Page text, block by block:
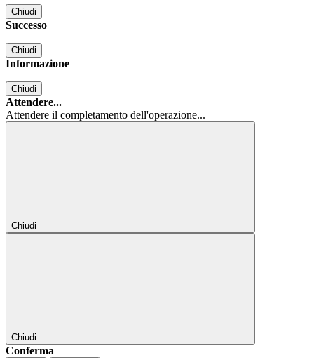
Chiudi
Successo
Chiudi
Informazione
Chiudi
Attendere...
Attendere il completamento dell'operazione...
Chiudi
Chiudi
Conferma